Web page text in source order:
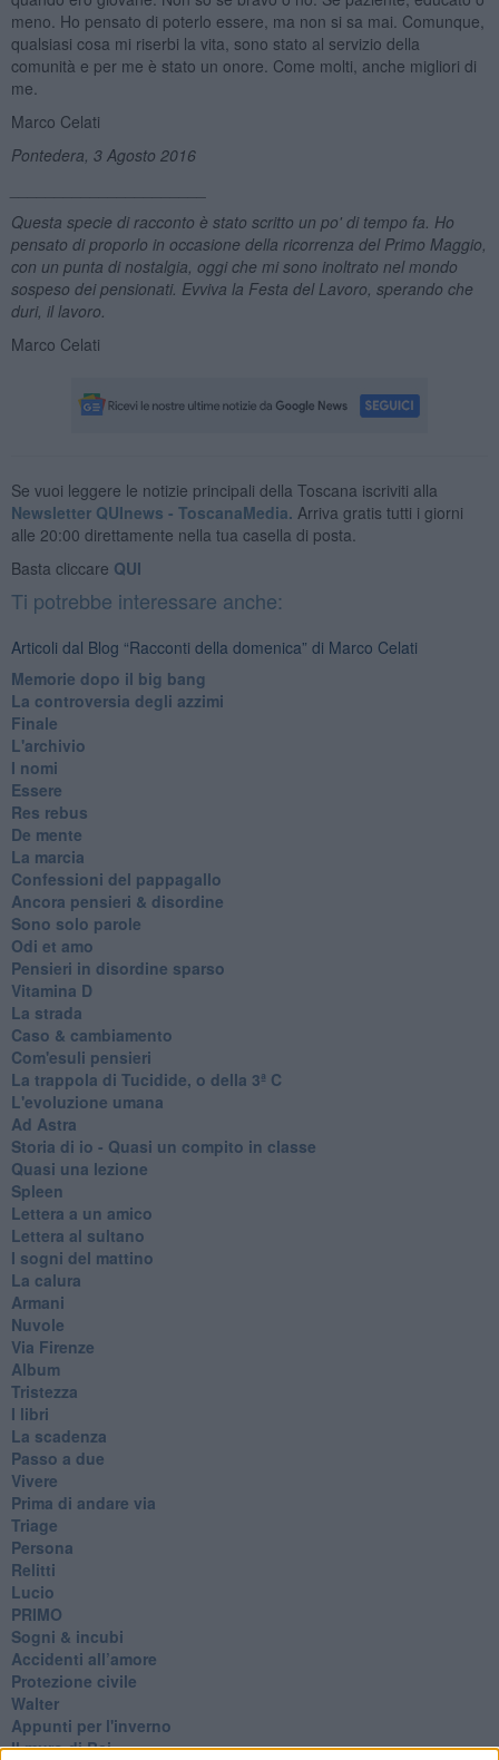
meno. Ho pensato di poterlo essere, ma non si sa mai. Comunque,
qualsiasi cosa mi riserbi la vita, sono stato al servizio della
comunità e per me è stato un onore. Come molti, anche migliori di
me.
Marco Celati
Pontedera, 3 Agosto 2016
Questa specie di racconto è stato scritto un po' di tempo fa. Ho
pensato di proporlo in occasione della ricorrenza del Primo Maggio,
con un punta di nostalgia, oggi che mi sono inoltrato nel mondo
sospeso dei pensionati. Evviva la Festa del Lavoro, sperando che
duri, il lavoro.
Marco Celati
Se vuoi leggere le notizie principali della Toscana iscriviti alla
Newsletter QUInews - ToscanaMedia. Arriva gratis tutti i giorni
alle 20:00 direttamente nella tua casella di posta.
Basta cliccare QUI
Ti potrebbe interessare anche:
Articoli dal Blog “Racconti della domenica” di Marco Celati
Memorie dopo il big bang
La controversia degli azzimi
Finale
L'archivio
I nomi
Essere
Res rebus
De mente
La marcia
Confessioni del pappagallo
Ancora pensieri & disordine
Sono solo parole
Odi et amo
Pensieri in disordine sparso
Vitamina D
La strada
Caso & cambiamento
Com'esuli pensieri
La trappola di Tucidide, o della 3ª C
L'evoluzione umana
Ad Astra
Storia di io - Quasi un compito in classe
Quasi una lezione
Spleen
Lettera a un amico
Lettera al sultano
I sogni del mattino
La calura
Armani
Nuvole
Via Firenze
Album
Tristezza
I libri
La scadenza
Passo a due
Vivere
Prima di andare via
Triage
Persona
Relitti
Lucio
PRIMO
Sogni & incubi
Accidenti all’amore
Protezione civile
Walter
Appunti per l'inverno
Il muro di Baj